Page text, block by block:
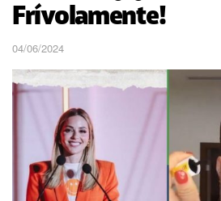
Frívolamente!
04/06/2024